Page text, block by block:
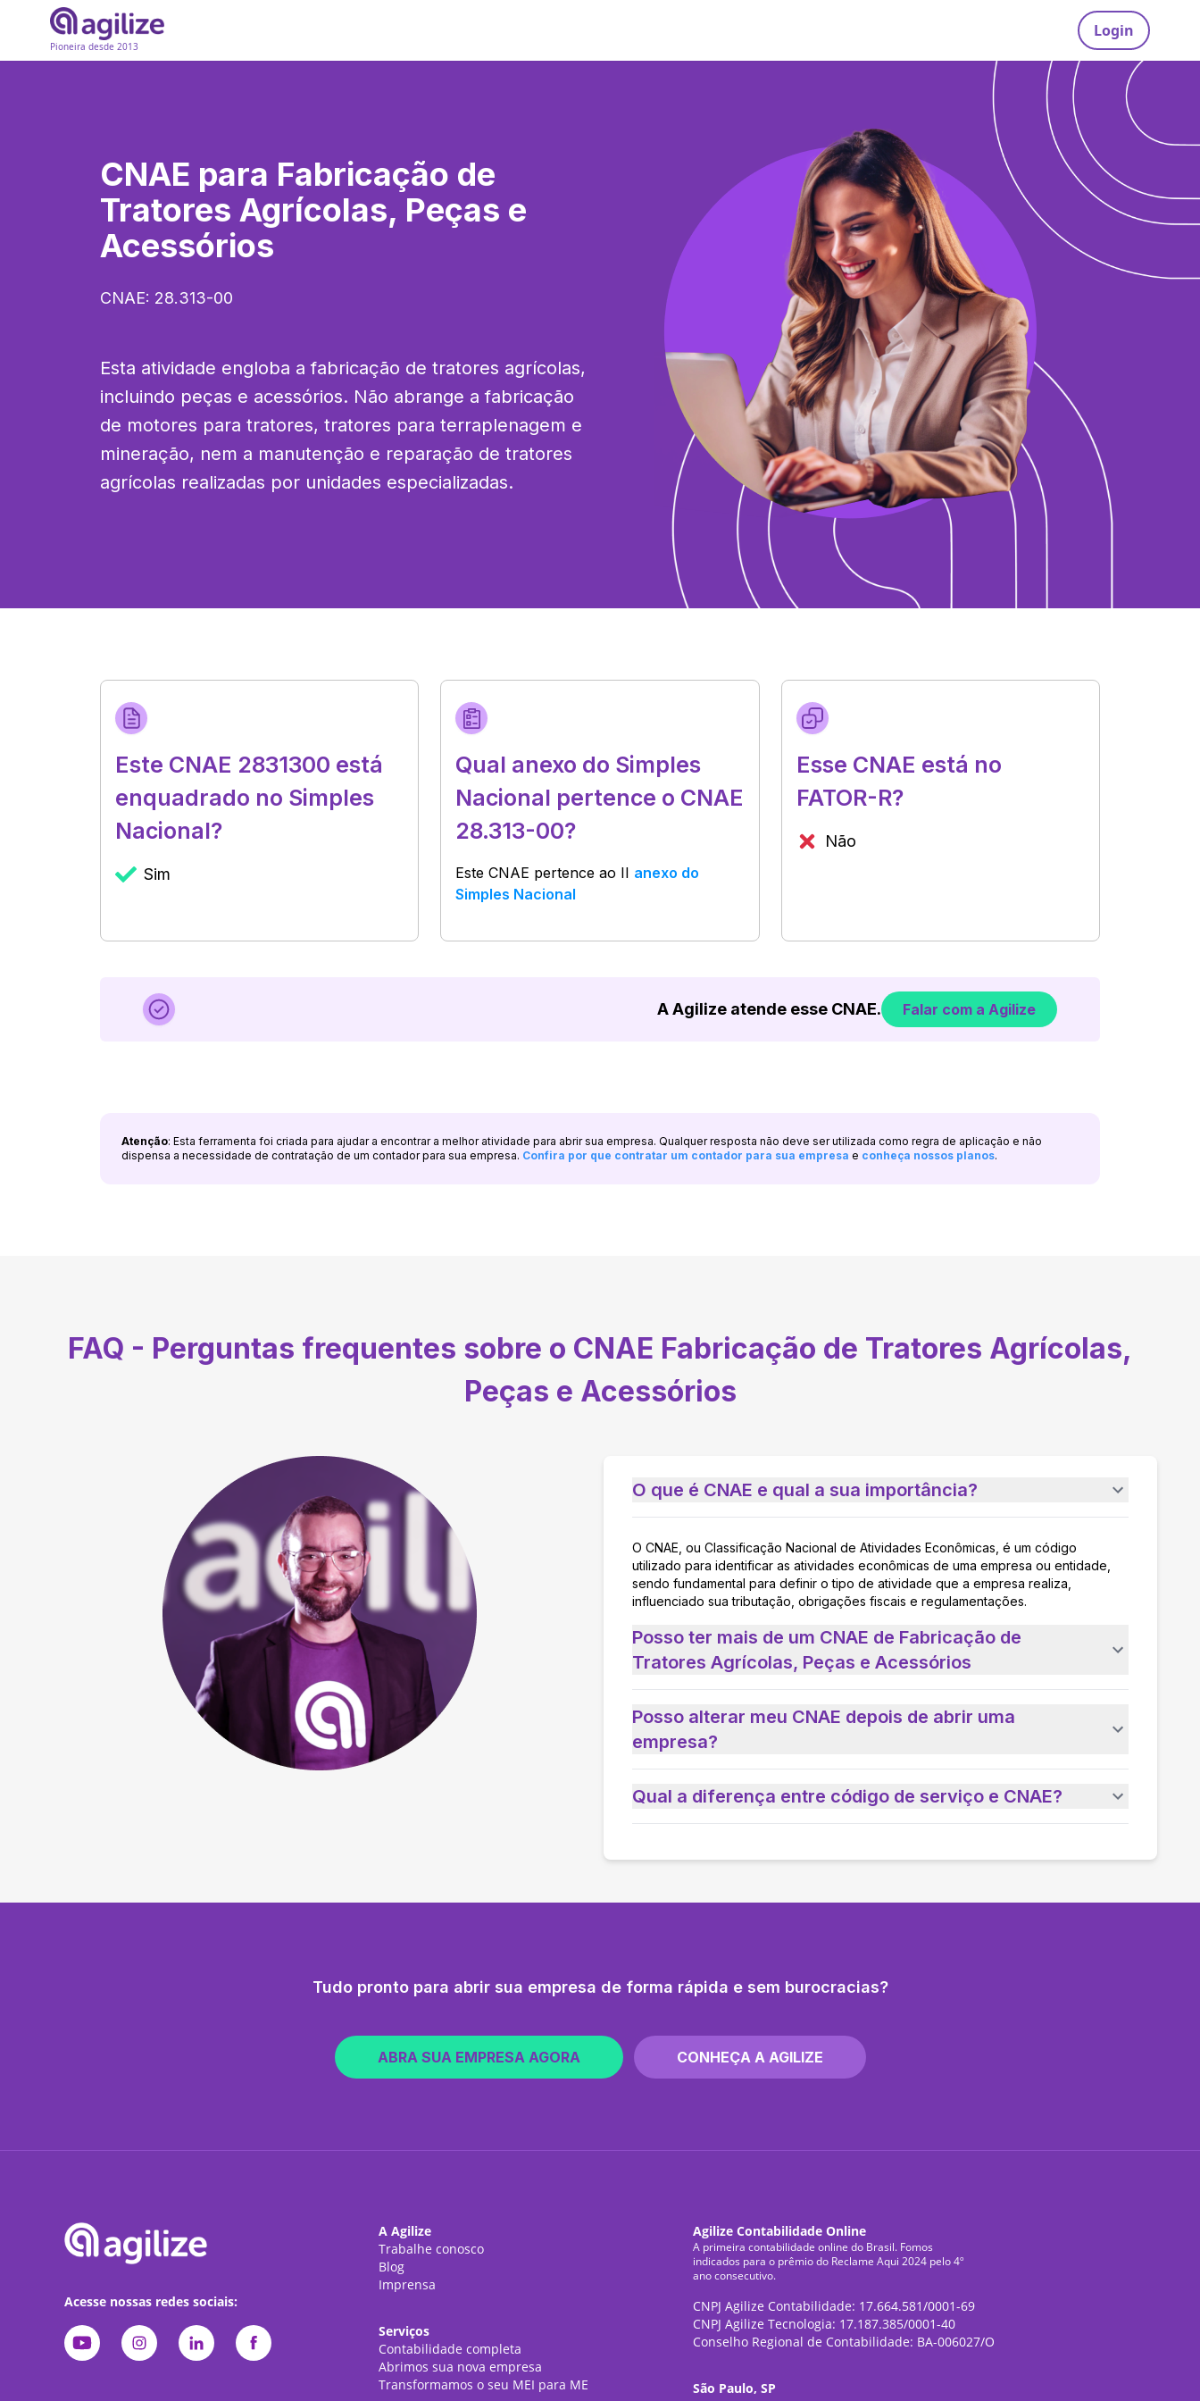
Pioneira desde 2013
Login
CNAE para Fabricação de
Tratores Agrícolas, Peças e
Acessórios
CNAE: 28.313-00
Esta atividade engloba a fabricação de tratores agrícolas,
incluindo peças e acessórios. Não abrange a fabricação
de motores para tratores, tratores para terraplenagem e
mineração, nem a manutenção e reparação de tratores
agrícolas realizadas por unidades especializadas.
Este CNAE 2831300 está
enquadrado no Simples
Nacional?
Sim
Qual anexo do Simples
Nacional pertence o CNAE
28.313-00?
Este CNAE pertence ao II anexo do
Simples Nacional
Esse CNAE está no
FATOR-R?
Não
A Agilize atende esse CNAE. Falar com a Agilize
Atenção: Esta ferramenta foi criada para ajudar a encontrar a melhor atividade para abrir sua empresa. Qualquer resposta não deve ser utilizada como regra de aplicação e não
dispensa a necessidade de contratação de um contador para sua empresa. Confira por que contratar um contador para sua empresa e conheça nossos planos.
FAQ - Perguntas frequentes sobre o CNAE Fabricação de Tratores Agrícolas,
Peças e Acessórios
O que é CNAE e qual a sua importância?
O CNAE, ou Classificação Nacional de Atividades Econômicas, é um código
utilizado para identificar as atividades econômicas de uma empresa ou entidade,
sendo fundamental para definir o tipo de atividade que a empresa realiza,
influenciado sua tributação, obrigações fiscais e regulamentações.
Posso ter mais de um CNAE de Fabricação de
Tratores Agrícolas, Peças e Acessórios
Posso alterar meu CNAE depois de abrir uma
empresa?
Qual a diferença entre código de serviço e CNAE?
Tudo pronto para abrir sua empresa de forma rápida e sem burocracias?
ABRA SUA EMPRESA AGORA CONHEÇA A AGILIZE
Acesse nossas redes sociais:
A Agilize
Trabalhe conosco
Blog
Imprensa
Serviços
Contabilidade completa
Abrimos sua nova empresa
Transformamos o seu MEI para ME
Agilize Contabilidade Online
A primeira contabilidade online do Brasil. Fomos
indicados para o prêmio do Reclame Aqui 2024 pelo 4º
ano consecutivo.
CNPJ Agilize Contabilidade: 17.664.581/0001-69
CNPJ Agilize Tecnologia: 17.187.385/0001-40
Conselho Regional de Contabilidade: BA-006027/O
São Paulo, SP